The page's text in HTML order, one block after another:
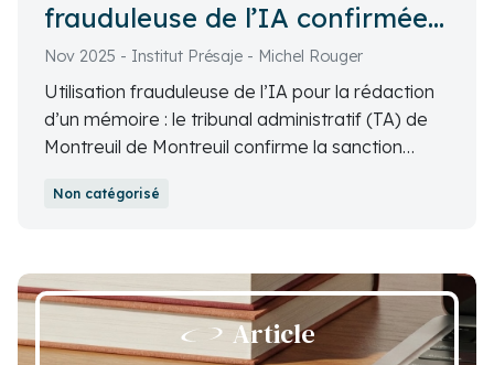
frauduleuse de l’IA confirmée
par le TA de Montreuil
Nov 2025 - Institut Présaje - Michel Rouger
Utilisation frauduleuse de l’IA pour la rédaction
d’un mémoire : le tribunal administratif (TA) de
Montreuil de Montreuil confirme la sanction
Non catégorisé
Article